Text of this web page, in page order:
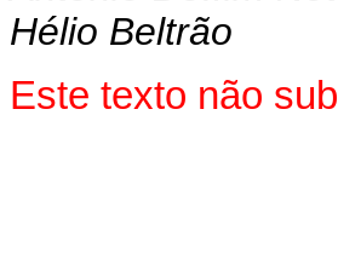
Hélio Beltrão
Este texto não